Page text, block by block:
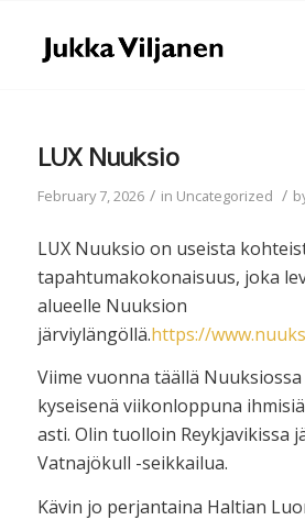
LUX Nuuksio
February 7, 2026 / in Uncategorized /
LUX Nuuksio on useista
tapahtumakokonaisuus, joka
alueelle Nuuksion
järviylängöllä.https://
Viime vuonna täällä
kyseisenä viikonloppuna
asti. Olin tuolloin Reykjavikissa
Vatnajökull -seikkailua.
Kävin jo perjantaina Haltian